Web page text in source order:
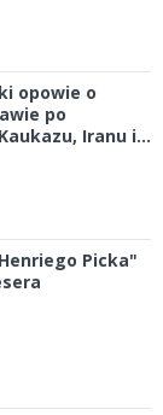
opowie o
po
Iranu i...
Picka"